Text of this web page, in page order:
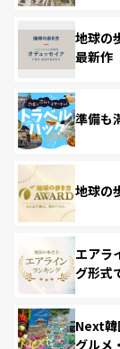
地球の
最新作
準備も
地球の
エアラ
グ形式
Next韓
グルメ